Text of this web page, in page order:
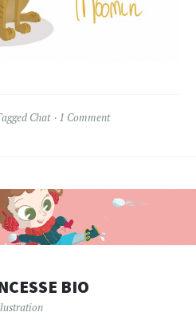
Chat 1 Comment
BIO